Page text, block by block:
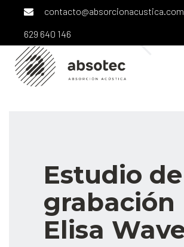
content
contacto@absorcionacustica.com
629 640 146
Estudio de
grabación
Elisa